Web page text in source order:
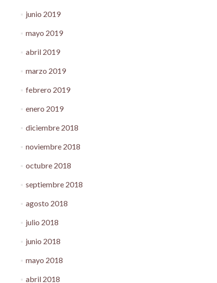
junio 2019
mayo 2019
abril 2019
marzo 2019
febrero 2019
enero 2019
diciembre 2018
noviembre 2018
octubre 2018
septiembre 2018
agosto 2018
julio 2018
junio 2018
mayo 2018
abril 2018